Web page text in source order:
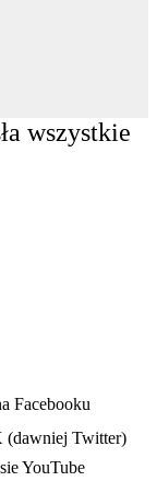
wszystkie
Facebooku
(dawniej Twitter)
YouTube